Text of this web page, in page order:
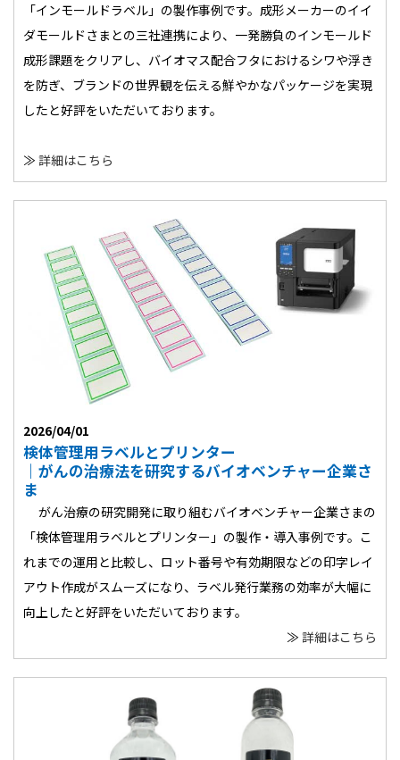
「インモールドラベル」の製作事例です。成形メーカーのイイ
ダモールドさまとの三社連携により、一発勝負のインモールド
成形課題をクリアし、バイオマス配合フタにおけるシワや浮き
を防ぎ、ブランドの世界観を伝える鮮やかなパッケージを実現
したと好評をいただいております。
≫ 詳細はこちら
2026/04/01
検体管理用ラベルとプリンター
｜がんの治療法を研究するバイオベンチャー企業さ
ま
がん治療の研究開発に取り組むバイオベンチャー企業さまの
「検体管理用ラベルとプリンター」の製作・導入事例です。こ
れまでの運用と比較し、ロット番号や有効期限などの印字レイ
アウト作成がスムーズになり、ラベル発行業務の効率が大幅に
向上したと好評をいただいております。
≫ 詳細はこちら